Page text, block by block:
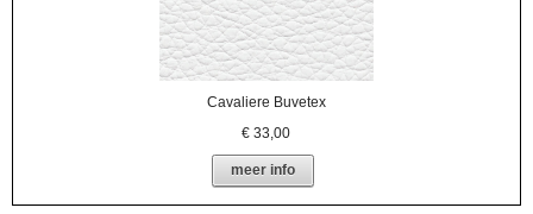
Cavaliere Buvetex
€33,00
meer info